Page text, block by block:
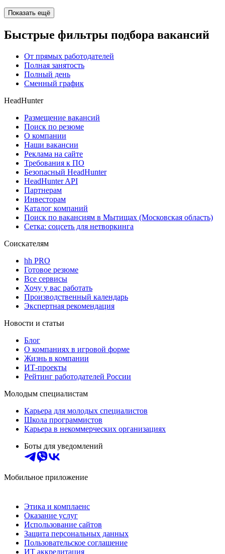
Показать ещё
Быстрые фильтры подбора вакансий
От прямых работодателей
Полная занятость
Полный день
Сменный график
HeadHunter
Размещение вакансий
Поиск по резюме
О компании
Наши вакансии
Реклама на сайте
Требования к ПО
Безопасный HeadHunter
HeadHunter API
Партнерам
Инвесторам
Каталог компаний
Поиск по вакансиям в Мытищах (Московская область)
Сетка: соцсеть для нетворкинга
Соискателям
hh PRO
Готовое резюме
Все сервисы
Хочу у вас работать
Производственный календарь
Экспертная рекомендация
Новости и статьи
Блог
О компаниях в игровой форме
Жизнь в компании
ИТ-проекты
Рейтинг работодателей России
Молодым специалистам
Карьера для молодых специалистов
Школа программистов
Карьера в некоммерческих организациях
Боты для уведомлений
Мобильное приложение
Этика и комплаенс
Оказание услуг
Использование сайтов
Защита персональных данных
Пользовательское соглашение
ИТ аккредитация